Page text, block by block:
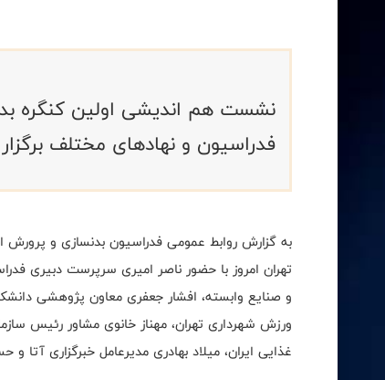
نشست هم اندیشی اولین کنگره
فدراسیون و نهادهای مختلف
به گزارش روابط عمومی فدراسیون بدنسازی و
تهران امروز با حضور ناصر امیری سرپرست دبیری
و صنایع وابسته، افشار جعفری معاون پژوهشی
ورزش شهرداری تهران، مهناز خانوی مشاور رئیس
غذایی ایران، میلاد بهادری مدیرعامل خبرگزاری